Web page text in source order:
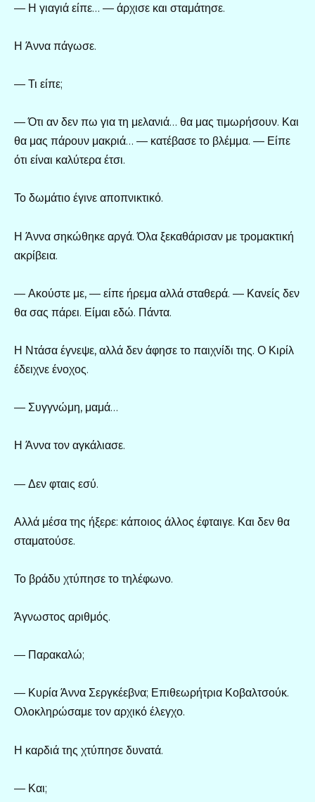
— Η γιαγιά είπε… — άρχισε και σταμάτησε.
Η Άννα πάγωσε.
— Τι είπε;
— Ότι αν δεν πω για τη μελανιά… θα μας τιμωρήσουν. Και
θα μας πάρουν μακριά… — κατέβασε το βλέμμα. — Είπε
ότι είναι καλύτερα έτσι.
Το δωμάτιο έγινε αποπνικτικό.
Η Άννα σηκώθηκε αργά. Όλα ξεκαθάρισαν με τρομακτική
ακρίβεια.
— Ακούστε με, — είπε ήρεμα αλλά σταθερά. — Κανείς δεν
θα σας πάρει. Είμαι εδώ. Πάντα.
Η Ντάσα έγνεψε, αλλά δεν άφησε το παιχνίδι της. Ο Κιρίλ
έδειχνε ένοχος.
— Συγγνώμη, μαμά…
Η Άννα τον αγκάλιασε.
— Δεν φταις εσύ.
Αλλά μέσα της ήξερε: κάποιος άλλος έφταιγε. Και δεν θα
σταματούσε.
Το βράδυ χτύπησε το τηλέφωνο.
Άγνωστος αριθμός.
— Παρακαλώ;
— Κυρία Άννα Σεργκέεβνα; Επιθεωρήτρια Κοβαλτσούκ.
Ολοκληρώσαμε τον αρχικό έλεγχο.
Η καρδιά της χτύπησε δυνατά.
— Και;